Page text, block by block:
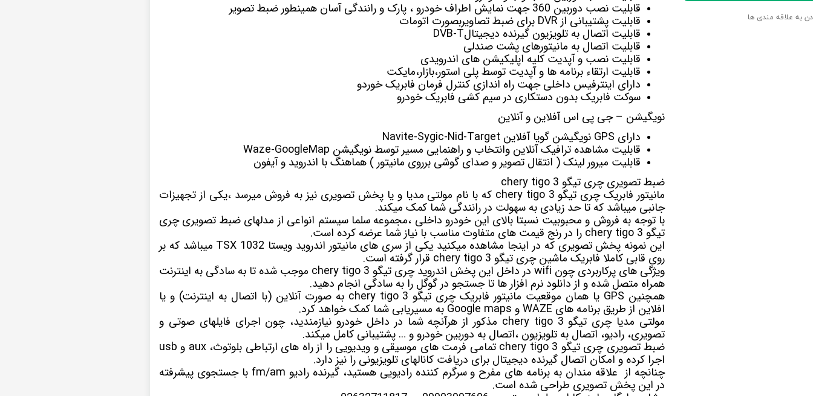
به علاقه مندی ها
قابلیت نصب دوربین 360 جهت نمایش اطراف خودرو ، پارک و رانندگی آسان همینطور ضبط تصویر
قابلیت پشتیبانی از DVR برای ضبط تصاویربصورت اتومات
قابلیت اتصال به تلویزیون گیرنده دیجیتالDVB-T
قابلیت اتصال به مانیتورهای پشت صندلی
قابلیت نصب و آپدیت کلیه اپلیکیشن های اندرویدی
قابلیت ارتقاء برنامه ها و آپدیت توسط پلی استور،بازار،مایکت
دارای اینترفیس داخلی جهت راه اندازی کنترل فرمان فابریک خوردو
سوکت فابریک بدون دستکاری در سیم کشی فابریک خودرو
نویگیشن – جی پی اس آفلاین و آنلاین
دارای GPS نویگیشن گویا آفلاین Navite-Sygic-Nid-Target
قابلیت مشاهده ترافیک آنلاین وانتخاب و راهنمایی مسیر توسط نویگیشن Waze-GoogleMap
قابلیت میرور لینک ( انتقال تصویر و صدای گوشی برروی مانیتور ) هماهنگ با اندروید و آیفون
ضبط تصویری چری تیگو 3 chery tigo
مانیتور فابریک چری تیگو 3 chery tigo که با نام مولتی مدیا و یا پخش تصویری نیز به فروش میرسد ،یکی از تجهیزات
جانبی میباشد که تا حد زیادی به سهولت در رانندگی شما کمک میکند.
با توجه به فروش و محبوبیت نسبتا بالای این خودرو داخلی ،مجموعه سلما سیستم انواعی از مدلهای ضبط تصویری چری
تیگو 3 chery tigo را در رنج قیمت های متفاوت مناسب با نیاز شما عرضه کرده است.
این نمونه پخش تصویری که در اینجا مشاهده میکنید یکی از سری های مانیتور اندروید ویستا TSX 1032 میباشد که بر
روی قابی کاملا فابریک ماشین چری تیگو 3 chery tigo قرار گرفته است.
ویژگی های پرکاربردی چون wifi در داخل این پخش اندروید چری تیگو 3 chery tigo موجب شده تا به سادگی به اینترنت
همراه متصل شده و از دانلود نرم افزار ها تا جستجو در گوگل را به سادگی انجام دهید.
همچنین GPS یا همان موقعیت مانیتور فابریک چری تیگو 3 chery tigo به صورت آنلاین (با اتصال به اینترنت) و یا
افلاین از طریق برنامه های WAZE و Google maps به مسیریابی شما کمک خواهد کرد.
مولتی مدیا چری تیگو 3 chery tigo مذکور از هرآنچه شما در داخل خودرو نیازمندید، چون اجرای فایلهای صوتی و
تصویری، رادیو، اتصال به تلویزیون ،اتصال به دوربین خودرو و … پشتیبانی کامل میکند.
ضبط تصویری چری تیگو 3 chery tigo تمامی فرمت های موسیقی و ویدیویی را از راه های ارتباطی بلوتوث، aux و usb
اجرا کرده و امکان اتصال گیرنده دیجیتال برای دریافت کانالهای تلویزیونی را نیز دارد.
چنانچه از علاقه مندان به برنامه های مفرح و سرگرم کننده رادیویی هستید، گیرنده رادیو fm/am با جستجوی پیشرفته
در این پخش تصویری طراحی شده است.